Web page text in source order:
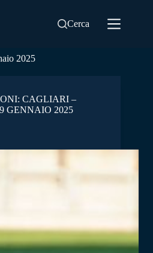
Cerca
2025
CAGLIARI –
GENNAIO 2025